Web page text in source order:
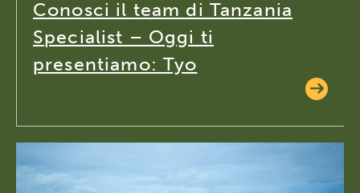
Conosci il team di Tanzania
Specialist – Oggi ti
presentiamo: Tyo